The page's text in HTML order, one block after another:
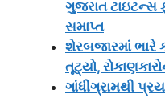
ગુજરાત ટાઇટન્સ
સમાપ્ત
શેરબજારમાં ભારે
તૂટ્યો,
ગાંધીગ્રામથી